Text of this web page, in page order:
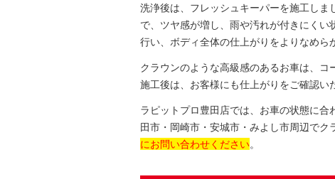
洗浄後は、フレッシュキーパーを施工しま
で、ツヤ感が増し、雨や汚れが付きにく
行い、ボディ全体の仕上がりをよりなめら
クラウンのような高級感のあるお車は、コ
施工後は、お客様にも仕上がりをご確認い
ラピットプロ豊田店では、お車の状態に
田市・岡崎市・安城市・みよし市周辺でク
にお問い合わせください。